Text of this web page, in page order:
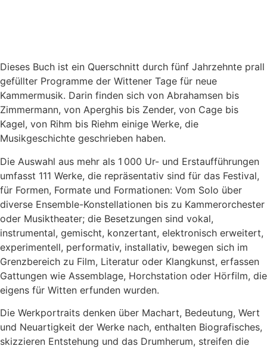
Dieses Buch ist ein Querschnitt durch fünf Jahrzehnte prall
gefüllter Programme der Wittener Tage für neue
Kammermusik. Darin finden sich von Abrahamsen bis
Zimmermann, von Aperghis bis Zender, von Cage bis
Kagel, von Rihm bis Riehm einige Werke, die
Musikgeschichte geschrieben haben.
Die Auswahl aus mehr als 1 000 Ur- und Erstaufführungen
umfasst 111 Werke, die repräsentativ sind für das Festival,
für Formen, Formate und Formationen: Vom Solo über
diverse Ensemble-Konstellationen bis zu Kammerorchester
oder Musiktheater; die Besetzungen sind vokal,
instrumental, gemischt, konzertant, elektronisch erweitert,
experimentell, performativ, installativ, bewegen sich im
Grenzbereich zu Film, Literatur oder Klangkunst, erfassen
Gattungen wie Assemblage, Horchstation oder Hörfilm, die
eigens für Witten erfunden wurden.
Die Werkportraits denken über Machart, Bedeutung, Wert
und Neuartigkeit der Werke nach, enthalten Biografisches,
skizzieren Entstehung und das Drumherum, streifen die